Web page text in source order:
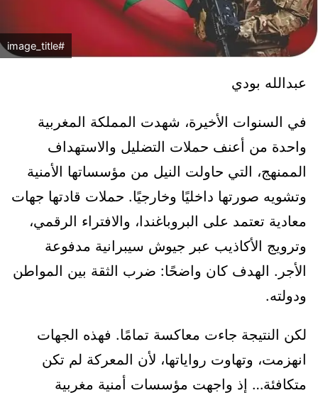
#image_title
عبدالله بودي
في السنوات الأخيرة، شهدت المملكة المغربية
واحدة من أعنف حملات التضليل والاستهداف
الممنهج، التي حاولت النيل من مؤسساتها الأمنية
وتشويه صورتها داخليًا وخارجيًا. حملات قادتها جهات
معادية تعتمد على البروباغندا، والافتراء الرقمي،
وترويج الأكاذيب عبر جيوش سيبرانية مدفوعة
الأجر. الهدف كان واضحًا: ضرب الثقة بين المواطن
ودولته.
لكن النتيجة جاءت معاكسة تمامًا. فهذه الجهات
انهزمت، وتهاوت رواياتها، لأن المعركة لم تكن
متكافئة… إذ واجهت مؤسسات أمنية مغربية